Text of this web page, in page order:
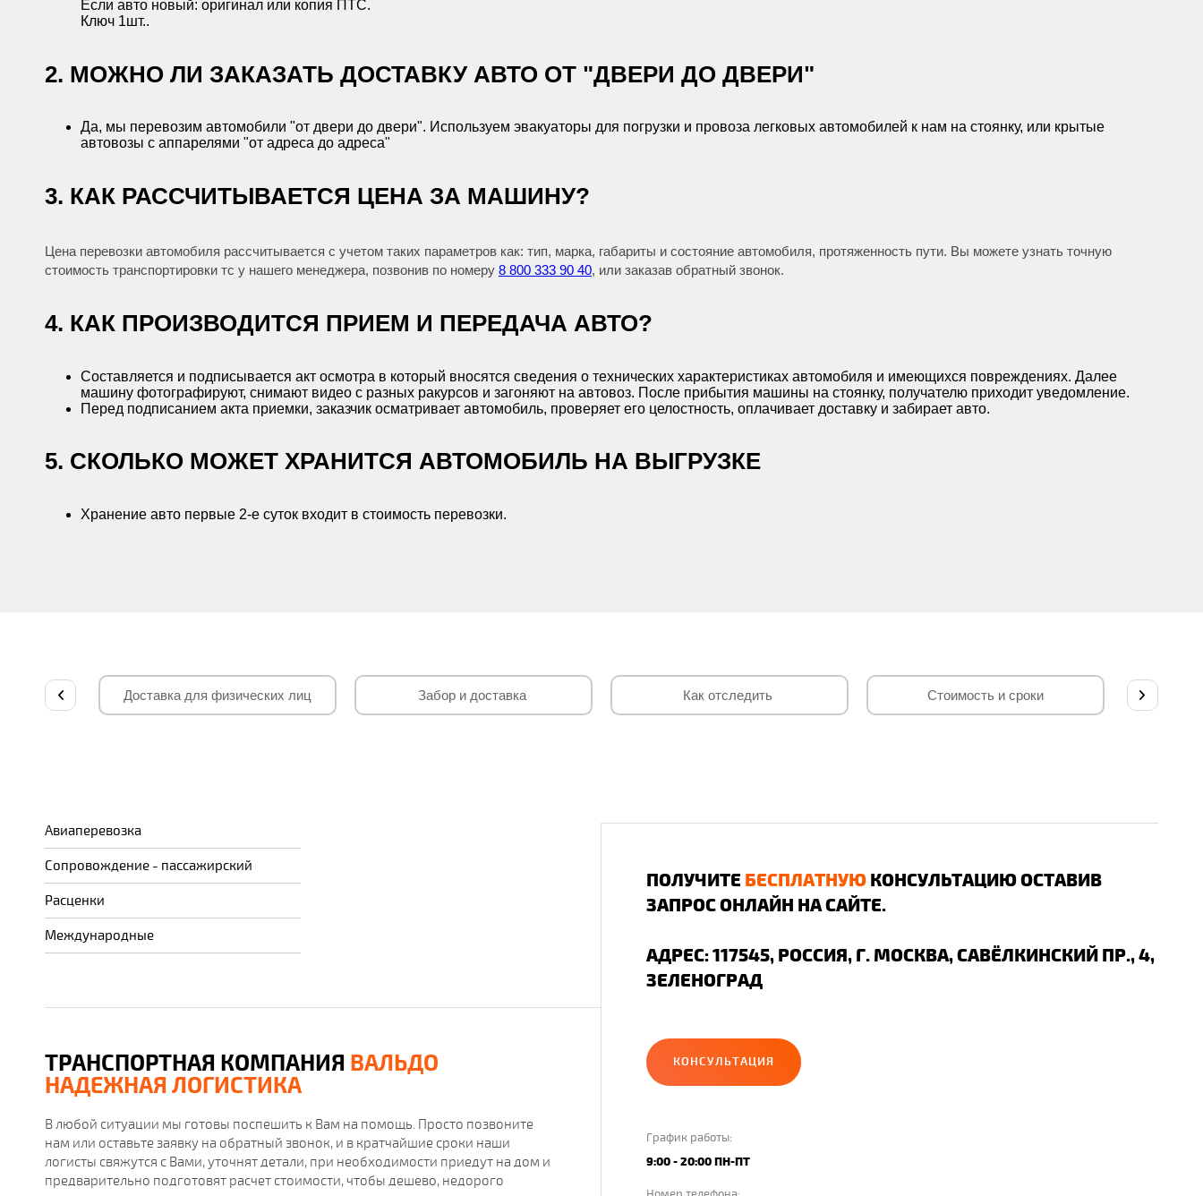
Если авто новый: оригинал или копия ПТС.
Ключ 1шт..
2. МОЖНО ЛИ ЗАКАЗАТЬ ДОСТАВКУ АВТО ОТ "ДВЕРИ ДО ДВЕРИ"
Да, мы перевозим автомобили "от двери до двери". Используем эвакуаторы для погрузки и провоза легковых автомобилей к нам на стоянку, или крытые
автовозы с аппарелями "от адреса до адреса"
3. КАК РАССЧИТЫВАЕТСЯ ЦЕНА ЗА МАШИНУ?
Цена перевозки автомобиля рассчитывается с учетом таких параметров как: тип, марка, габариты и состояние автомобиля, протяженность пути. Вы можете узнать точную
стоимость транспортировки тс у нашего менеджера, позвонив по номеру 8 800 333 90 40, или заказав обратный звонок.
4. КАК ПРОИЗВОДИТСЯ ПРИЕМ И ПЕРЕДАЧА АВТО?
Составляется и подписывается акт осмотра в который вносятся сведения о технических характеристиках автомобиля и имеющихся повреждениях. Далее
машину фотографируют, снимают видео с разных ракурсов и загоняют на автовоз. После прибытия машины на стоянку, получателю приходит уведомление.
Перед подписанием акта приемки, заказчик осматривает автомобиль, проверяет его целостность, оплачивает доставку и забирает авто.
5. СКОЛЬКО МОЖЕТ ХРАНИТСЯ АВТОМОБИЛЬ НА ВЫГРУЗКЕ
Хранение авто первые 2-е суток входит в стоимость перевозки.
Доставка для физических лиц Забор и доставка Как отследить Стоимость и сроки
Авиаперевозка
Сопровождение - пассажирский
Расценки
Международные
ТРАНСПОРТНАЯ КОМПАНИЯ ВАЛЬДО
НАДЕЖНАЯ ЛОГИСТИКА
В любой ситуации мы готовы поспешить к Вам на помощь. Просто позвоните
нам или оставьте заявку на обратный звонок, и в кратчайшие сроки наши
логисты свяжутся с Вами, уточнят детали, при необходимости приедут на дом и
предварительно подготовят расчет стоимости, чтобы дешево, недорого
ПОЛУЧИТЕ БЕСПЛАТНУЮ КОНСУЛЬТАЦИЮ ОСТАВИВ
ЗАПРОС ОНЛАЙН НА САЙТЕ.
АДРЕС: 117545, РОССИЯ, Г. МОСКВА, САВЁЛКИНСКИЙ ПР., 4,
ЗЕЛЕНОГРАД
КОНСУЛЬТАЦИЯ
График работы:
9:00 - 20:00 ПН-ПТ